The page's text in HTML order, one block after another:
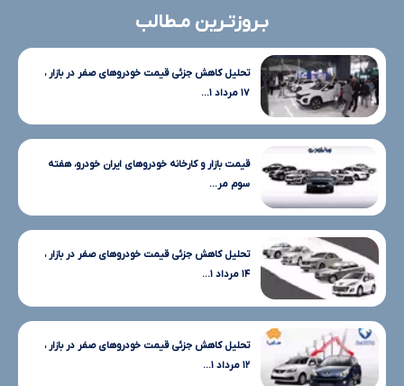
بـروزتـرین مـطالب
تحلیل کاهش جزئی قیمت خودروهای صفر در بازار ،
۱۷ مرداد ۱...
قیمت بازار و کارخانه خودروهای ایران خودرو، هفته
سوم مر...
تحلیل کاهش جزئی قیمت خودروهای صفر در بازار ،
۱۴ مرداد ۱...
تحلیل کاهش جزئی قیمت خودروهای صفر در بازار ،
۱۲ مرداد ۱...